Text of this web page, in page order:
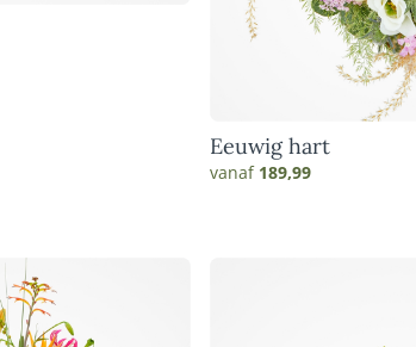
Eeuwig hart
vanaf 189,99